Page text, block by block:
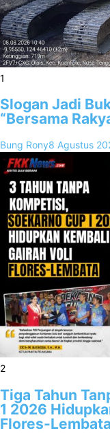
1
Slogan Jadi
“Bersama
Bung Rony8 Agustus
2
Tiga Tahun
1 2026
Flores-Lembata